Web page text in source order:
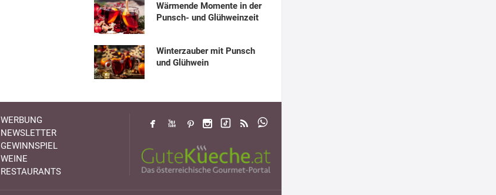
Wärmende Momente in der
Punsch- und Glühweinzeit
Winterzauber mit Punsch
und Glühwein
WERBUNG
NEWSLETTER
GEWINNSPIEL
WEINE
RESTAURANTS